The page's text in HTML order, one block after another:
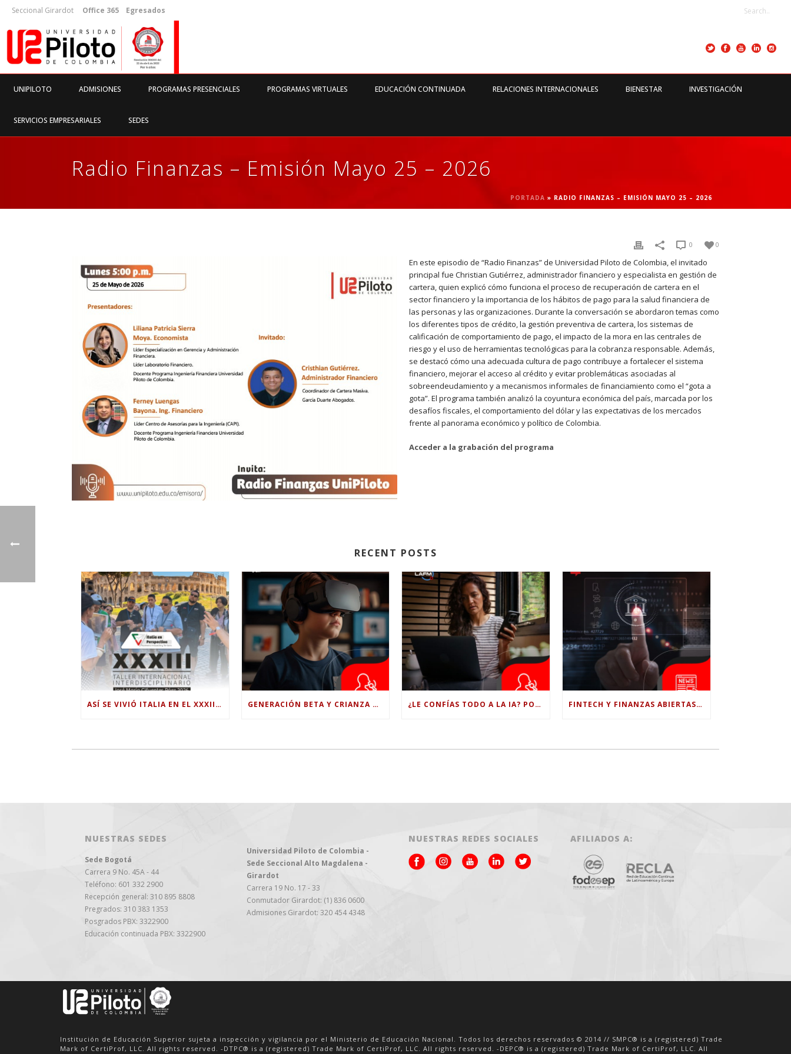
Seccional Girardot Office 365 Egresados
UNIPILOTO ADMISIONES PROGRAMAS PRESENCIALES PROGRAMAS VIRTUALES EDUCACIÓN CONTINUADA RELACIONES INTERNACIONALES BIENESTAR INVESTIGACIÓN
SERVICIOS EMPRESARIALES SEDES
Radio Finanzas – Emisión Mayo 25 – 2026
PORTADA » RADIO FINANZAS – EMISIÓN MAYO 25 – 2026
0
0
En este episodio de “Radio Finanzas” de Universidad Piloto de Colombia, el invitado
principal fue Christian Gutiérrez, administrador financiero y especialista en gestión de
cartera, quien explicó cómo funciona el proceso de recuperación de cartera en el
sector financiero y la importancia de los hábitos de pago para la salud financiera de
las personas y las organizaciones. Durante la conversación se abordaron temas como
los diferentes tipos de crédito, la gestión preventiva de cartera, los sistemas de
calificación de comportamiento de pago, el impacto de la mora en las centrales de
riesgo y el uso de herramientas tecnológicas para la cobranza responsable. Además,
se destacó cómo una adecuada cultura de pago contribuye a fortalecer el sistema
financiero, mejorar el acceso al crédito y evitar problemáticas asociadas al
sobreendeudamiento y a mecanismos informales de financiamiento como el “gota a
gota”. El programa también analizó la coyuntura económica del país, marcada por los
desafíos fiscales, el comportamiento del dólar y las expectativas de los mercados
frente al panorama económico y político de Colombia.
Acceder a la grabación del programa
RECENT POSTS
ASÍ SE VIVIÓ ITALIA EN EL XXXIII TALLER INTERNACIONAL INTERDISCIPLINAR GENERACIÓN BETA Y CRIANZA DIGITAL: LOS RETOS DE CRIAR HIJOS EN LA ERA DE LA INTELIGENCIA ARTIFICIAL ¿LE CONFÍAS TODO A LA IA? POR QUÉ LA PSICÓLOGA DICE QUE ESO PUEDE COSTARTE TUS PROPIAS HABILIDADES FINTECH Y FINANZAS ABIERTAS: RETOS PARA EL NUEVO GOBIERNO COLOMBIANO
NUESTRAS SEDES
Sede Bogotá
Carrera 9 No. 45A - 44
Teléfono: 601 332 2900
Recepción general: 310 895 8808
Pregrados: 310 383 1353
Posgrados PBX: 3322900
Educación continuada PBX: 3322900
Universidad Piloto de Colombia -
Sede Seccional Alto Magdalena -
Girardot
Carrera 19 No. 17 - 33
Conmutador Girardot: (1) 836 0600
Admisiones Girardot: 320 454 4348
NUESTRAS REDES SOCIALES AFILIADOS A:
Institución de Educación Superior sujeta a inspección y vigilancia por el Ministerio de Educación Nacional. Todos los derechos reservados © 2014 // SMPC® is a (registered) Trade
Mark of CertiProf, LLC. All rights reserved. -DTPC® is a (registered) Trade Mark of CertiProf, LLC. All rights reserved. -DEPC® is a (registered) Trade Mark of CertiProf, LLC. All